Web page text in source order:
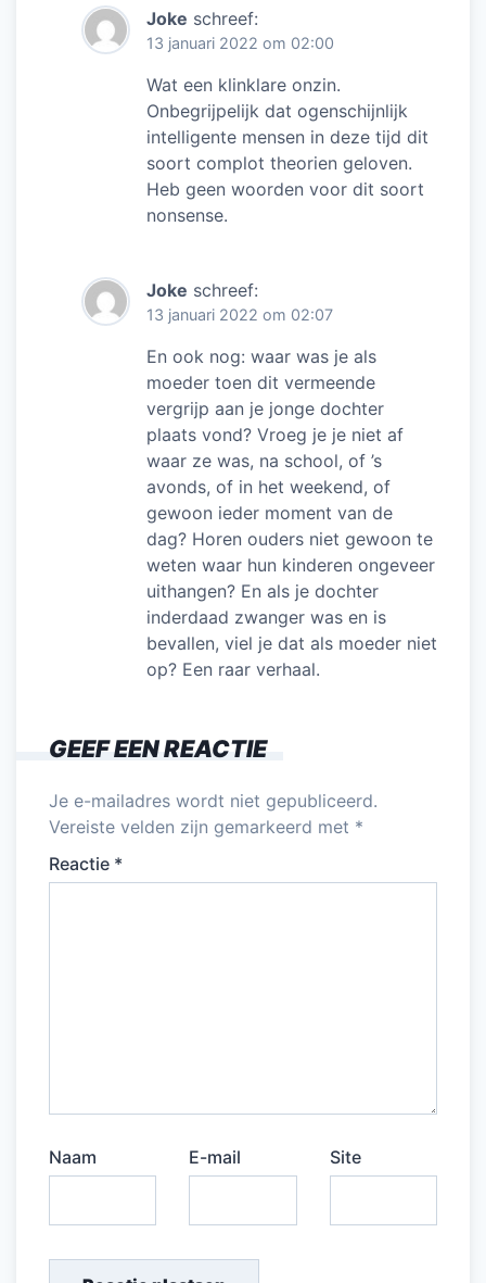
Joke schreef:
13 januari 2022 om 02:00
Wat een klinklare onzin.
Onbegrijpelijk dat ogenschijnlijk
intelligente mensen in deze tijd dit
soort complot theorien geloven.
Heb geen woorden voor dit soort
nonsense.
Joke schreef:
13 januari 2022 om 02:07
En ook nog: waar was je als
moeder toen dit vermeende
vergrijp aan je jonge dochter
plaats vond? Vroeg je je niet af
waar ze was, na school, of ’s
avonds, of in het weekend, of
gewoon ieder moment van de
dag? Horen ouders niet gewoon te
weten waar hun kinderen ongeveer
uithangen? En als je dochter
inderdaad zwanger was en is
bevallen, viel je dat als moeder niet
op? Een raar verhaal.
GEEF EEN REACTIE
Je e-mailadres wordt niet gepubliceerd.
Vereiste velden zijn gemarkeerd met *
Reactie *
Naam E-mail Site